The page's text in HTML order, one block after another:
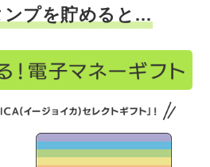
ンプを貯めると…